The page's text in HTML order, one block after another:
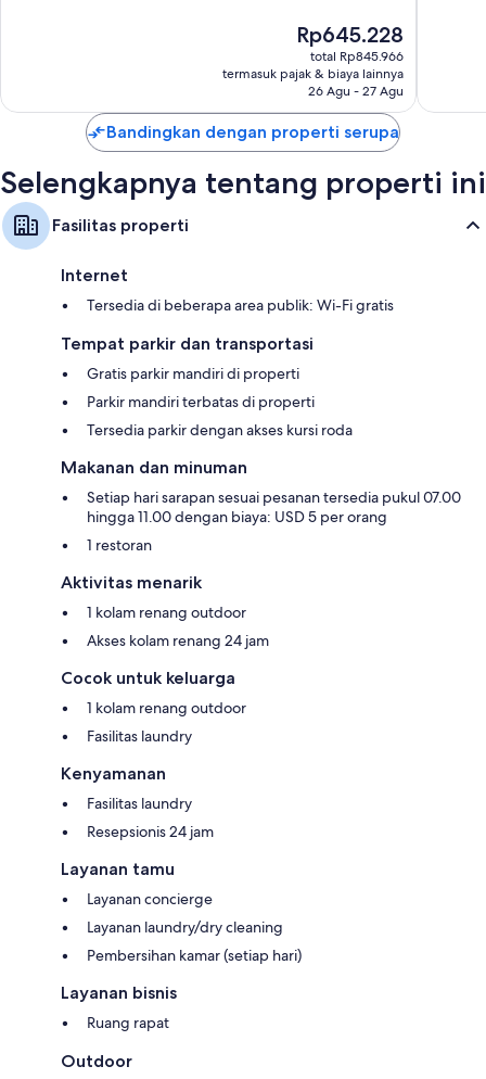
Harga
sekarang
Rp645.228
Rp645.228
total Rp845.966
termasuk pajak & biaya lainnya
26 Agu - 27 Agu
Bandingkan dengan properti serupa
Selengkapnya tentang properti ini
Fasilitas properti
Internet
Tersedia di beberapa area publik: Wi-Fi gratis
Tempat parkir dan transportasi
Gratis parkir mandiri di properti
Parkir mandiri terbatas di properti
Tersedia parkir dengan akses kursi roda
Makanan dan minuman
Setiap hari sarapan sesuai pesanan tersedia pukul 07.00
hingga 11.00 dengan biaya: USD 5 per orang
1 restoran
Aktivitas menarik
1 kolam renang outdoor
Akses kolam renang 24 jam
Cocok untuk keluarga
1 kolam renang outdoor
Fasilitas laundry
Kenyamanan
Fasilitas laundry
Resepsionis 24 jam
Layanan tamu
Layanan concierge
Layanan laundry/dry cleaning
Pembersihan kamar (setiap hari)
Layanan bisnis
Ruang rapat
Outdoor